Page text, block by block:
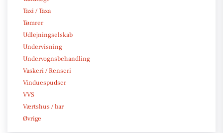
Taxi / Taxa
Tømrer
Udlejningselskab
Undervisning
Undervognsbehandling
Vaskeri / Renseri
Vinduespudser
VVS
Værtshus / bar
Øvrige